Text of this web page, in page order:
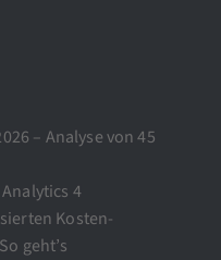
– Analyse von 45
4
Kosten-
geht’s